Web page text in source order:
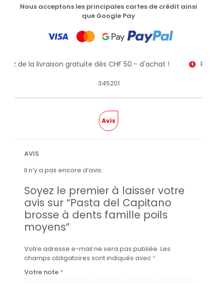
Nous acceptons les principales cartes de crédit ainsi
que Google Pay
de la livraison gratuite dès CHF 50.– d'achat !
345201
Avis
AVIS
Il n’y a pas encore d’avis.
Soyez le premier à laisser votre
avis sur “Pasta del Capitano
brosse à dents famille poils
moyens”
Votre adresse e-mail ne sera pas publiée. Les
champs obligatoires sont indiqués avec *
Votre note *